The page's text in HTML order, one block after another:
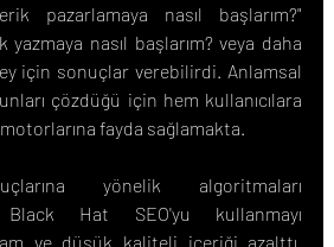
pazarlamaya nasıl başlarım?"
yazmaya nasıl başlarım? veya daha
için sonuçlar verebilirdi. Anlamsal
çözdüğü için hem kullanıcılara
fayda sağlamakta.
yönelik algoritmaları
Black Hat SEO'yu kullanmayı
ve düşük kaliteli içeriği azalttı.